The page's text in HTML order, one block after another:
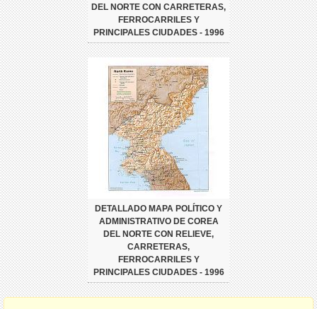
DEL NORTE CON CARRETERAS,
FERROCARRILES Y
PRINCIPALES CIUDADES - 1996
DETALLADO MAPA POLÍTICO Y
ADMINISTRATIVO DE COREA
DEL NORTE CON RELIEVE,
CARRETERAS,
FERROCARRILES Y
PRINCIPALES CIUDADES - 1996